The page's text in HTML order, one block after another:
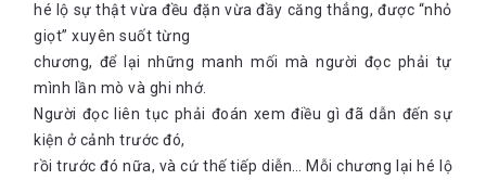
hé lộ sự thật vừa đều đặn vừa đầy căng thẳng, được “nhỏ
giọt” xuyên suốt từng
chương, để lại những manh mối mà người đọc phải tự
mình lần mò và ghi nhớ.
Người đọc liên tục phải đoán xem điều gì đã dẫn đến sự
kiện ở cảnh trước đó,
rồi trước đó nữa, và cứ thế tiếp diễn… Mỗi chương lại hé lộ